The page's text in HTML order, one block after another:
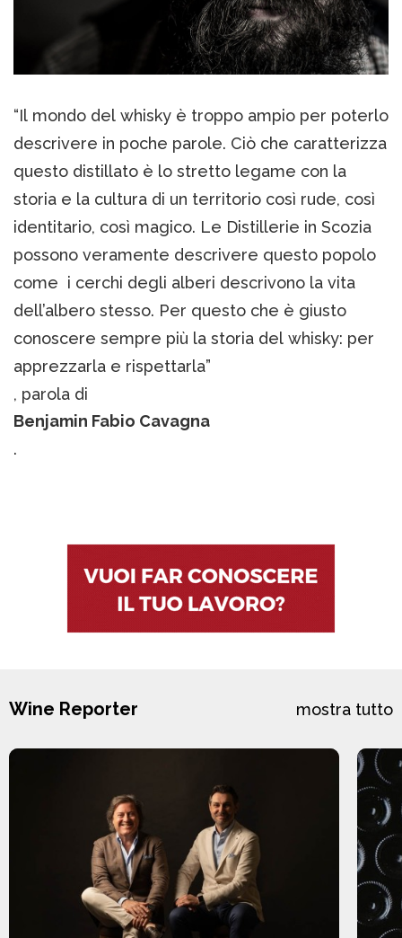
“Il mondo del whisky è troppo ampio per poterlo
descrivere in poche parole. Ciò che caratterizza
questo distillato è lo stretto legame con la
storia e la cultura di un territorio così rude, così
identitario, così magico. Le Distillerie in Scozia
possono veramente descrivere questo popolo
come i cerchi degli alberi descrivono la vita
dell’albero stesso. Per questo che è giusto
conoscere sempre più la storia del whisky: per
apprezzarla e rispettarla”
, parola di
Benjamin Fabio Cavagna
.
Wine Reporter mostra tutto